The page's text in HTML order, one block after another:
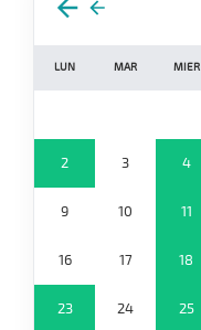
LUN MAR MIER
2 3 4
9 10 11
16 17 18
23 24 25